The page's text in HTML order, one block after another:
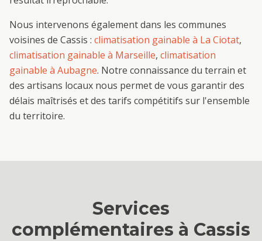
Nous intervenons également dans les communes
voisines de Cassis : climatisation gainable à La Ciotat,
climatisation gainable à Marseille, climatisation
gainable à Aubagne. Notre connaissance du terrain et
des artisans locaux nous permet de vous garantir des
délais maîtrisés et des tarifs compétitifs sur l'ensemble
du territoire.
Services
complémentaires à Cassis